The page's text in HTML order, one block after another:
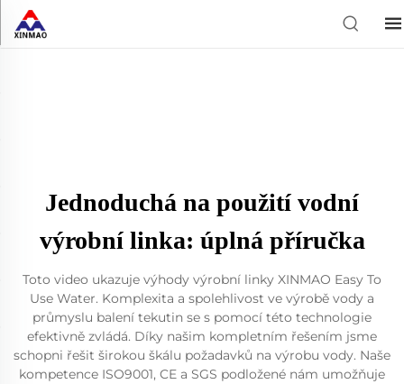
Jednoduchá na použití vodní
výrobní linka: úplná příručka
Toto video ukazuje výhody výrobní linky XINMAO Easy To
Use Water. Komplexita a spolehlivost ve výrobě vody a
průmyslu balení tekutin se s pomocí této technologie
efektivně zvládá. Díky našim kompletním řešením jsme
schopni řešit širokou škálu požadavků na výrobu vody. Naše
kompetence ISO9001, CE a SGS podložené nám umožňuje